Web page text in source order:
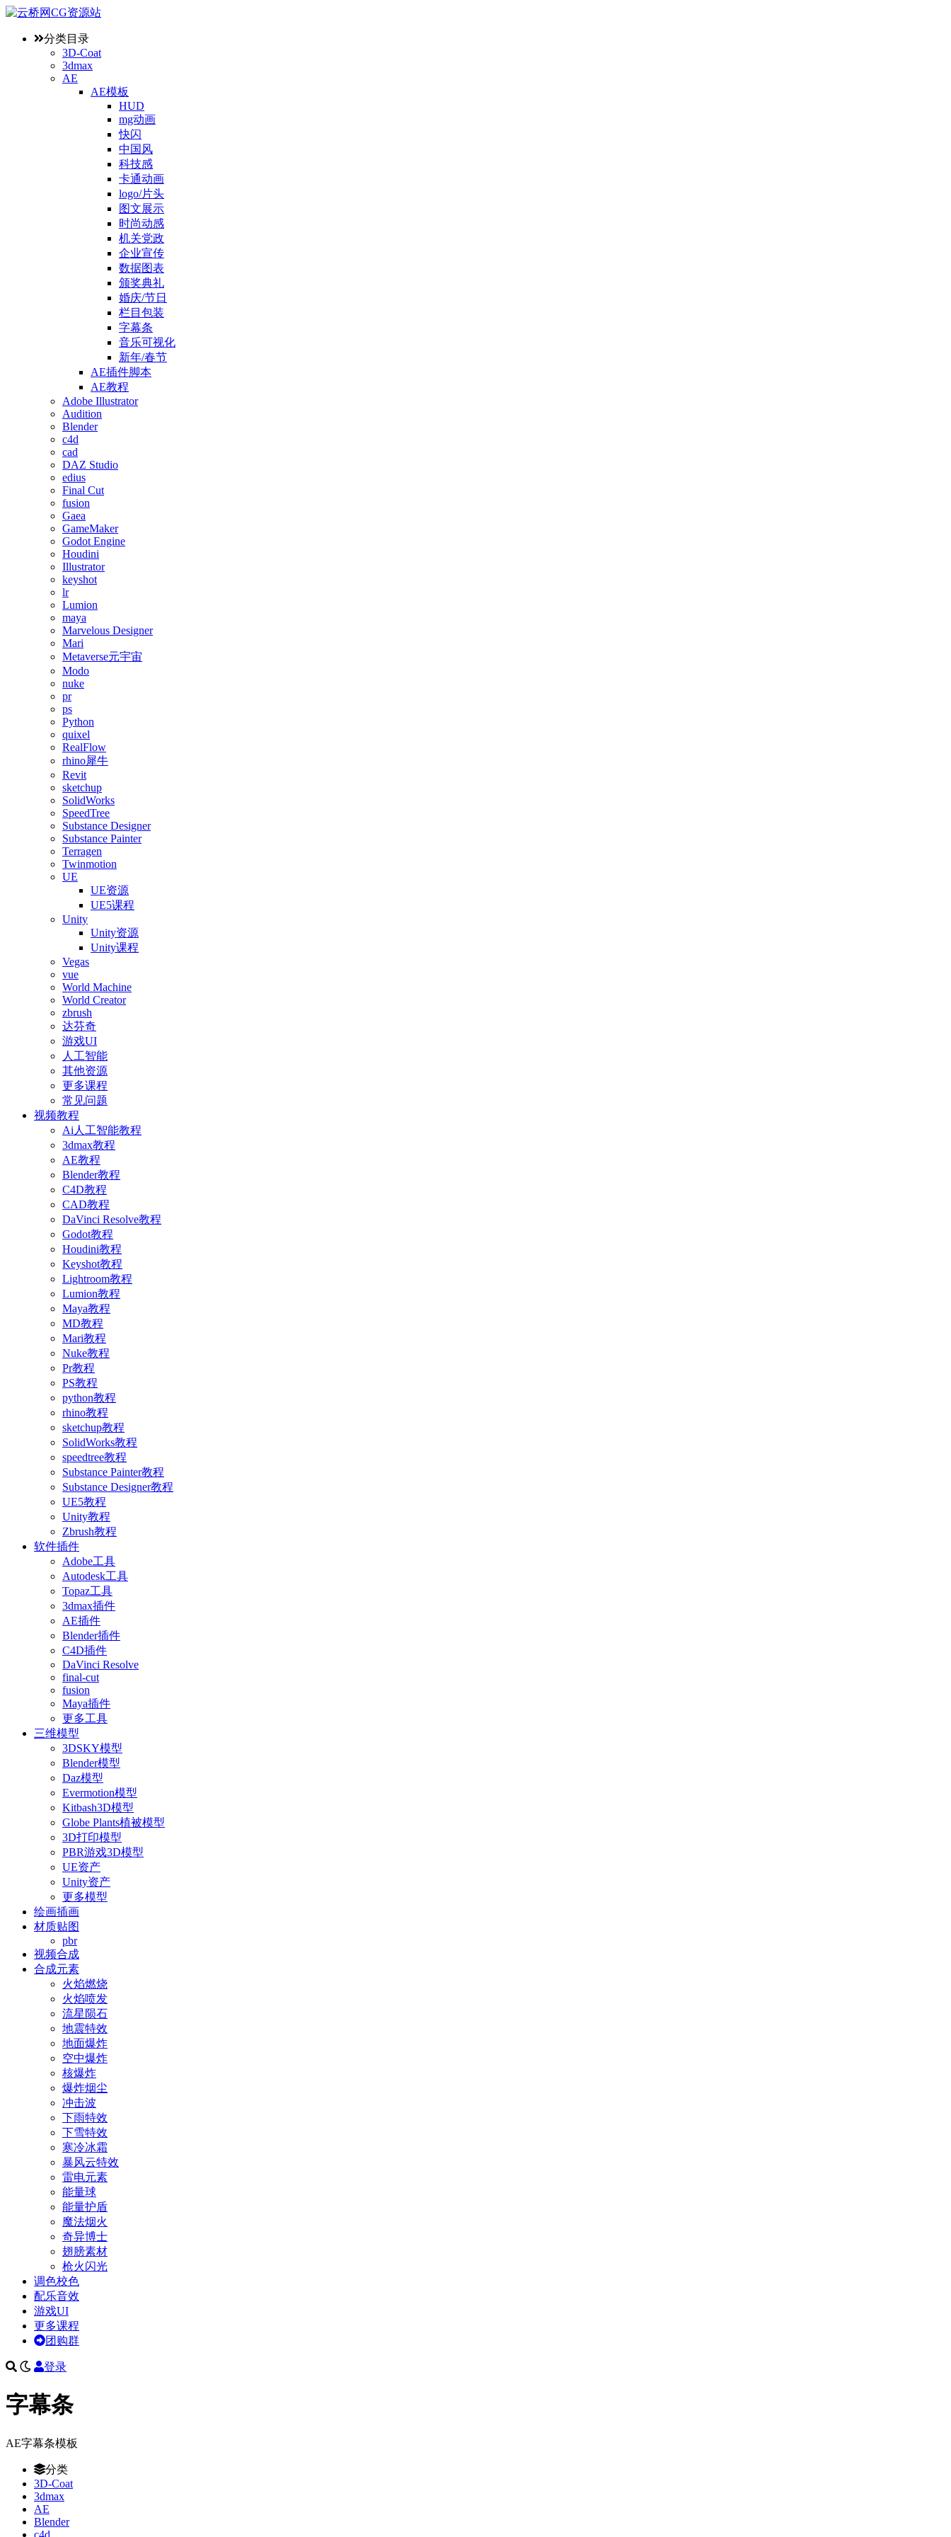
分类目录
3D-Coat
3dmax
AE
AE模板
HUD
mg动画
快闪
中国风
科技感
卡通动画
logo/片头
图文展示
时尚动感
机关党政
企业宣传
数据图表
颁奖典礼
婚庆/节日
栏目包装
字幕条
音乐可视化
新年/春节
AE插件脚本
AE教程
Adobe Illustrator
Audition
Blender
c4d
cad
DAZ Studio
edius
Final Cut
fusion
Gaea
GameMaker
Godot Engine
Houdini
Illustrator
keyshot
lr
Lumion
maya
Marvelous Designer
Mari
Metaverse元宇宙
Modo
nuke
pr
ps
Python
quixel
RealFlow
rhino犀牛
Revit
sketchup
SolidWorks
SpeedTree
Substance Designer
Substance Painter
Terragen
Twinmotion
UE
UE资源
UE5课程
Unity
Unity资源
Unity课程
Vegas
vue
World Machine
World Creator
zbrush
达芬奇
游戏UI
人工智能
其他资源
更多课程
常见问题
视频教程
Ai人工智能教程
3dmax教程
AE教程
Blender教程
C4D教程
CAD教程
DaVinci Resolve教程
Godot教程
Houdini教程
Keyshot教程
Lightroom教程
Lumion教程
Maya教程
MD教程
Mari教程
Nuke教程
Pr教程
PS教程
python教程
rhino教程
sketchup教程
SolidWorks教程
speedtree教程
Substance Painter教程
Substance Designer教程
UE5教程
Unity教程
Zbrush教程
软件插件
Adobe工具
Autodesk工具
Topaz工具
3dmax插件
AE插件
Blender插件
C4D插件
DaVinci Resolve
final-cut
fusion
Maya插件
更多工具
三维模型
3DSKY模型
Blender模型
Daz模型
Evermotion模型
Kitbash3D模型
Globe Plants植被模型
3D打印模型
PBR游戏3D模型
UE资产
Unity资产
更多模型
绘画插画
材质贴图
pbr
视频合成
合成元素
火焰燃烧
火焰喷发
流星陨石
地震特效
地面爆炸
空中爆炸
核爆炸
爆炸烟尘
冲击波
下雨特效
下雪特效
寒冷冰霜
暴风云特效
雷电元素
能量球
能量护盾
魔法烟火
奇异博士
翅膀素材
枪火闪光
调色校色
配乐音效
游戏UI
更多课程
团购群
登录
字幕条
AE字幕条模板
分类
3D-Coat
3dmax
AE
Blender
c4d